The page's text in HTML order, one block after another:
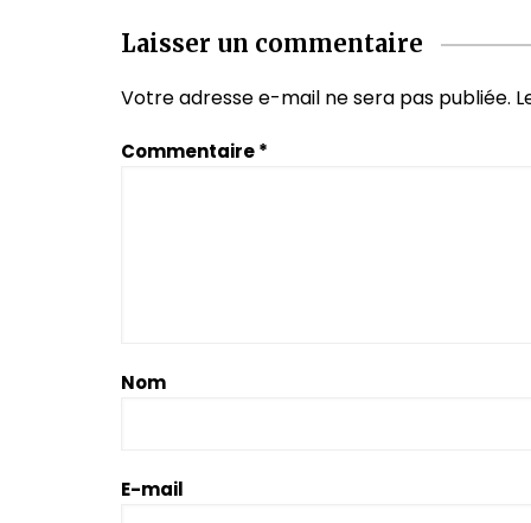
Laisser un commentaire
Votre adresse e-mail ne sera pas publiée.
Commentaire*
Nom
E-mail